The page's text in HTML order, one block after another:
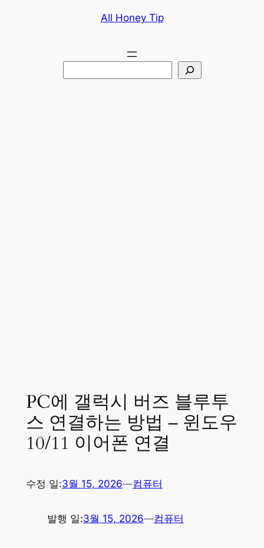
All Honey Tip
PC에 갤럭시 버즈 블루투
스 연결하는 방법 – 윈도우
10/11 이어폰 연결
수정 일:3월 15, 2026—컴퓨터
발행 일:3월 15, 2026—컴퓨터